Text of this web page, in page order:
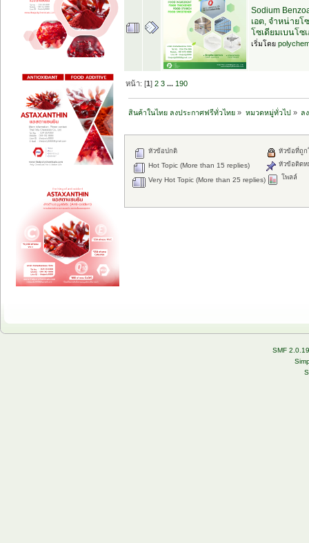
Sodium
เอต, จำหน่ายโ
โซเดียมเบนโซ
เริ่มโดย
หน้า: [1]2 3 ... 190
สินค้าในไทย ลงประกาศฟรีทั่วไทย » หมวดหมู่ทั่วไป» ล
หัวข้อปกติ
Hot Topic (More than 15 replies)
Very Hot Topic (More than 25 replies)
หัวข้อที่ถู
หัวข้อติดห
โพลล์
SMF 2.0.19